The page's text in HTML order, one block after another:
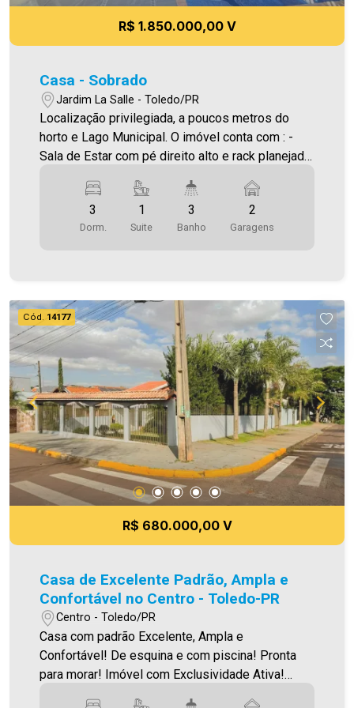
R$ 1.850.000,00 V
Casa - Sobrado
Jardim La Salle - Toledo/PR
Localização privilegiada, a poucos metros do
horto e Lago Municipal. O imóvel conta com : -
Sala de Estar com pé direito alto e rack planejada
bancada de granito e churrasqueira - 02 Quartos -
01 Suíte - 03 Banheiros ( suíte , social e lavabo ) -
Lavanderia com móveis planejados - 02 vagas de
Estrutura para água quente Área construída:
205,00m² Área terreno: 207,00m² A Imobiliária
Ativa possui hoje uma das maiores carteiras de
imóveis administrados da cidade, atuando com
excelência tanto na locação quanto na venda.
Aproveite essa oportunidade, agende uma visita!
Imobiliária Ativa | Sinta-se em casa! - As
informações aqui prestadas são verdadeiras,
todavia, reservamo-nos o direito de corrigir
qualquer erro de digitação e/ou ortografia, bem
como alteração dos preços e imagens. Fotos
meramente ilustrativas.
3
Dorm.
1
Suite
3
Banho
2
Garagens
Cód. 14177
R$ 680.000,00 V
Casa de Excelente Padrão, Ampla e
Confortável no Centro - Toledo-PR
Centro - Toledo/PR
Casa com padrão Excelente, Ampla e
Confortável! De esquina e com piscina! Pronta
para morar! Imóvel com Exclusividade Ativa!